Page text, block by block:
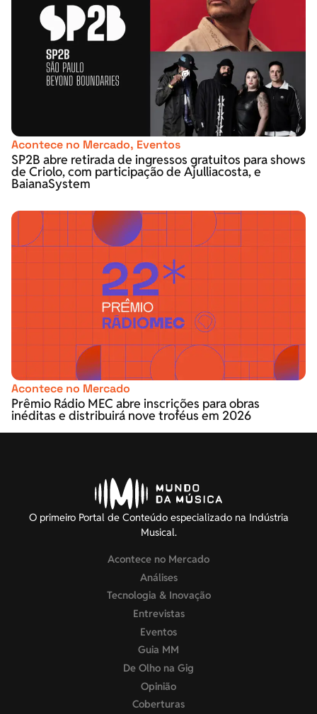
Acontece no Mercado, Eventos
SP2B abre retirada de ingressos gratuitos para shows
de Criolo, com participação de Ajulliacosta, e
BaianaSystem
Acontece no Mercado
Prêmio Rádio MEC abre inscrições para obras
inéditas e distribuirá nove troféus em 2026
O primeiro Portal de Conteúdo especializado na Indústria
Musical.
Acontece no Mercado
Análises
Tecnologia & Inovação
Entrevistas
Eventos
Guia MM
De Olho na Gig
Opinião
Coberturas